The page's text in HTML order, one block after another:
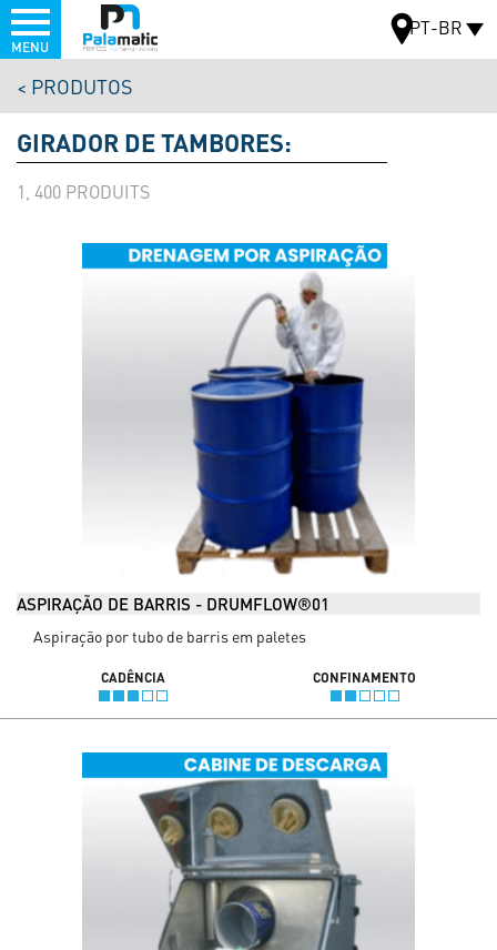
para
o
conteúdo
principal
Menu
MAPA
PT-BR
MENU
PRODUTOS
GIRADOR DE TAMBORES:
1, 400
ASPIRAÇÃO DE BARRIS - DRUMFLOW®01
Aspiração por tubo de barris em paletes
CADÊNCIA CONFINAMENTO